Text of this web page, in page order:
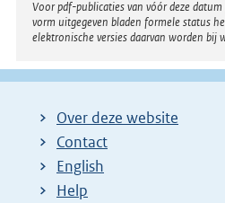
i
n
k
Voor pdf-publicaties van vóór deze
vorm uitgegeven bladen formele status
elektronische versies daarvan worden bij
Over deze website
Contact
English
Help